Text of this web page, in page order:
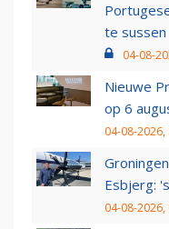
te sussen
04-08-
Nieuwe
op 6
04-08-2026,
Esbjerg:
04-08-2026,